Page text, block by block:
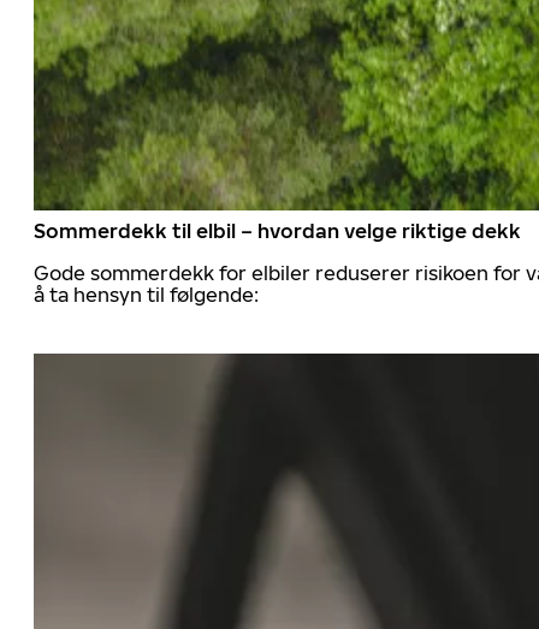
Sommerdekk til elbil – hvordan velge riktige dekk
Gode sommerdekk for elbiler reduserer risikoen for
å ta hensyn til følgende: